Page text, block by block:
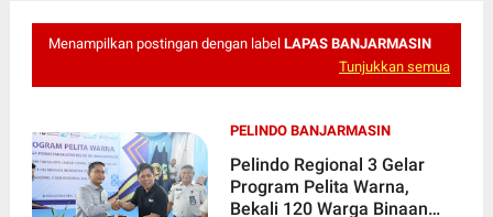
Menampilkan postingan dengan label LAPAS BANJARMASIN
Tunjukkan semua
PELINDO BANJARMASIN
Pelindo Regional 3 Gelar
Program Pelita Warna,
Bekali 120 Warga Binaan